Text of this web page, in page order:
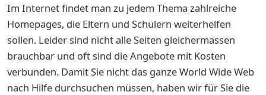
Im Internet findet man zu jedem Thema zahlreiche
Homepages, die Eltern und Schülern weiterhelfen
sollen. Leider sind nicht alle Seiten gleichermassen
brauchbar und oft sind die Angebote mit Kosten
verbunden. Damit Sie nicht das ganze World Wide Web
nach Hilfe durchsuchen müssen, haben wir für Sie die